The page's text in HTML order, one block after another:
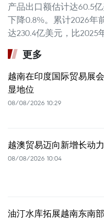
产品出口额估计达60.5
下降0.8%。累计2026年
达230.4亿美元，比2025
更多
越南在印度国际贸易展
显地位
08/08/2026 10:29
越澳贸易迈向新增长动力
08/08/2026 10:04
油汀水库拓展越南东南